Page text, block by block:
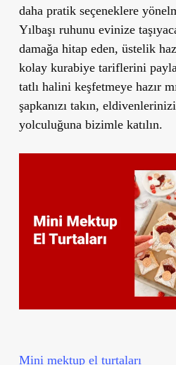
daha pratik seçeneklere
Yılbaşı ruhunu evinize
damağa hitap eden, üstelik
kolay kurabiye tariflerini
tatlı halini keşfetmeye hazır
şapkanızı takın,
yolculuğuna bizimle katılın.
Mini mektup el turtaları